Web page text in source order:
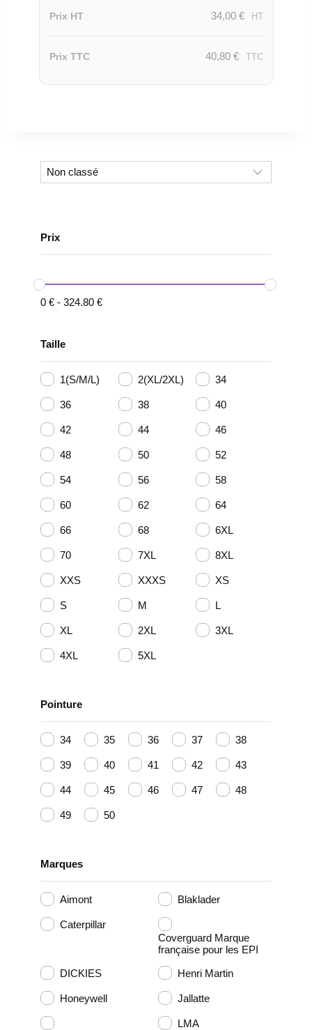
Prix HT 34,00 € HT
Prix TTC 40,80 € TTC
Prix
0 € - 324.80 €
Taille
1(S/M/L) 2(XL/2XL) 34
36 38 40
42 44 46
48 50 52
54 56 58
60 62 64
66 68 6XL
70 7XL 8XL
XXS XXXS XS
S M L
XL 2XL 3XL
4XL 5XL
Pointure
34 35 36 37 38
39 40 41 42 43
44 45 46 47 48
49 50
Marques
Aimont Blaklader
Caterpillar
Coverguard Marque
française pour les EPI
DICKIES
Henri Martin
Honeywell Jallatte
LMA